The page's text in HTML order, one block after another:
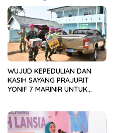
WUJUD KEPEDULIAN DAN
KASIH SAYANG PRAJURIT
YONIF 7 MARINIR UNTUK